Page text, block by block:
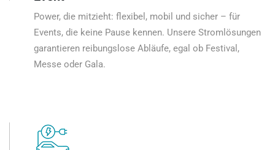
Power, die mitzieht: flexibel, mobil und sicher – für
Events, die keine Pause kennen. Unsere Stromlösungen
garantieren reibungslose Abläufe, egal ob Festival,
Messe oder Gala.